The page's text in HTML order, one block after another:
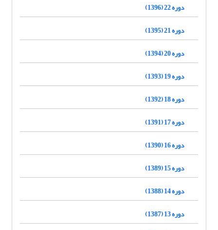
دوره 22 (1396)
دوره 21 (1395)
دوره 20 (1394)
دوره 19 (1393)
دوره 18 (1392)
دوره 17 (1391)
دوره 16 (1390)
دوره 15 (1389)
دوره 14 (1388)
دوره 13 (1387)